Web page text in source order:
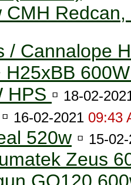
CMH
/ Cannalope
H25xBB
HPS ▫ 18-02-
▫ 16-02-2021 09:43
520w ▫ 15-
Zeus